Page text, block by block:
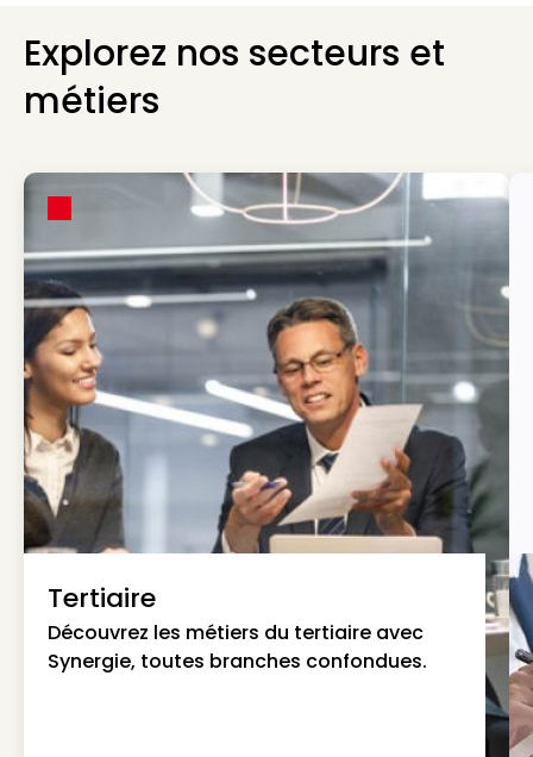
Explorez nos secteurs et
métiers
Tertiaire
Découvrez les métiers du tertiaire avec
Synergie, toutes branches confondues.